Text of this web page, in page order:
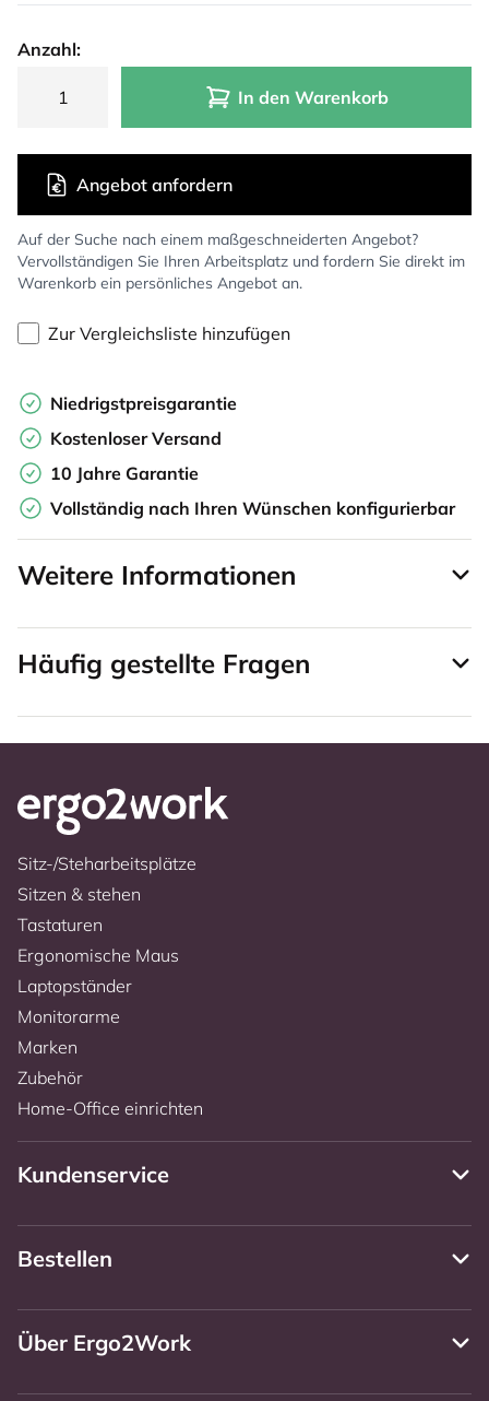
Anzahl:
In den Warenkorb
Auf der Suche nach einem maßgeschneiderten Angebot?
Vervollständigen Sie Ihren Arbeitsplatz und fordern Sie direkt im
Warenkorb ein persönliches Angebot an.
Angebot anfordern
Zur Vergleichsliste hinzufügen
Niedrigstpreisgarantie
Kostenloser Versand
10 Jahre Garantie
Vollständig nach Ihren Wünschen konfigurierbar
Weitere Informationen
Häufig gestellte Fragen
Sitz-/Steharbeitsplätze
Sitzen & stehen
Tastaturen
Ergonomische Maus
Laptopständer
Monitorarme
Marken
Zubehör
Home-Office einrichten
Kundenservice
Bestellen
Über Ergo2Work